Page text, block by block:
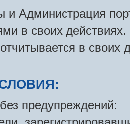
и Администрация
в своих действиях.
в своих
предупреждений: